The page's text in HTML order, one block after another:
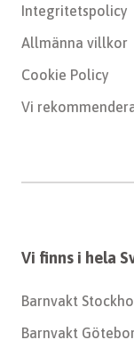
Integritetspolicy
Allmänna villkor
Cookie Policy
Vi
Vi finns i hela
Barnvakt
Barnvakt